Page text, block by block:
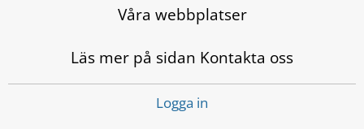
Våra webbplatser
Läs mer på sidan Kontakta oss
Logga in